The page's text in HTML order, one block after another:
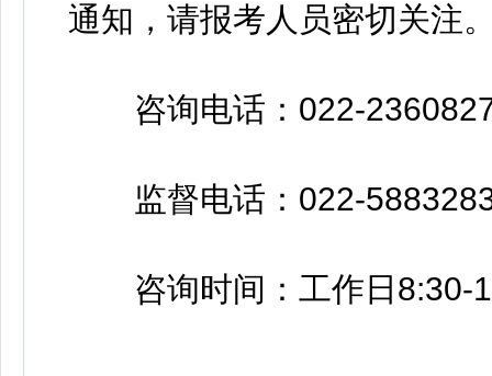
通知，请报考人员密切关注
咨询电话：022-
监督电话：022-
咨询时间：工作日8:30-